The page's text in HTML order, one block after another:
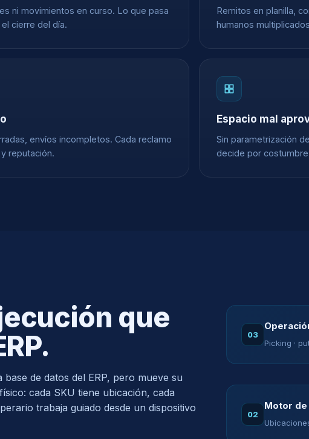
ni movimientos en curso. Lo que pasa
cierre del día.
Remitos en planilla,
humanos
envíos incompletos. Cada reclamo
reputación.
Espacio mal
Sin parametrización
decide por
que
de datos del ERP, pero mueve su
cada SKU tiene ubicación, cada
trabaja guiado desde un dispositivo
03
Picking ·
02
Motor de